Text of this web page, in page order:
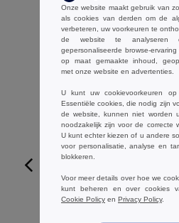
Onze website maakt gebruik van
als cookies van derden om de
verbeteren, uw voorkeuren te
de website te
gepersonaliseerde browse-
op maat gemaakte inhoud,
met onze website en advertenties.
U kunt uw cookievoorkeuren op
Essentiële cookies, die nodig zijn
de website, kunnen niet worden
noodzakelijk zijn voor de correcte
U kunt echter kiezen of u andere
voor personalisatie, analyse en
blokkeren.
Voor meer details over hoe we
kunt beheren en over cookies
Cookie Policy en Privacy Policy.